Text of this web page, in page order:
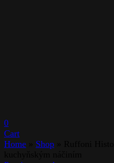
0
Cart
Home
Shop